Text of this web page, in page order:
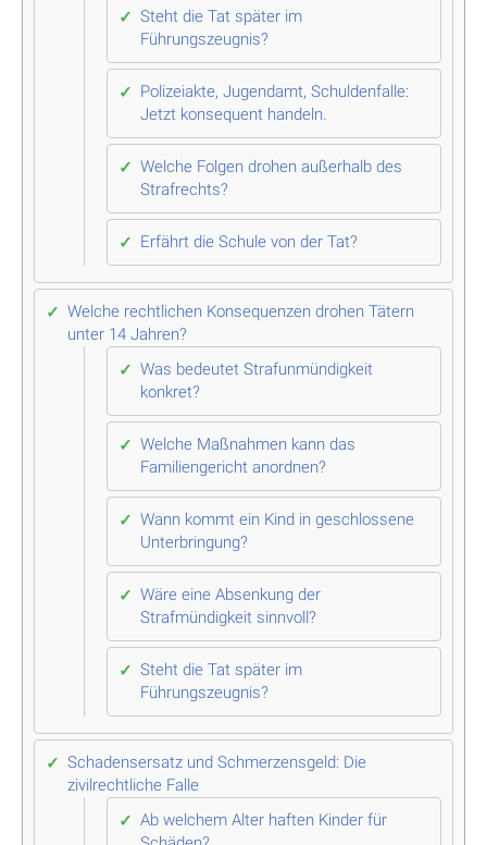
Steht die Tat später im
Führungszeugnis?
Polizeiakte, Jugendamt, Schuldenfalle:
Jetzt konsequent handeln.
Welche Folgen drohen außerhalb des
Strafrechts?
Erfährt die Schule von der Tat?
Welche rechtlichen Konsequenzen drohen Tätern
unter 14 Jahren?
Was bedeutet Strafunmündigkeit
konkret?
Welche Maßnahmen kann das
Familiengericht anordnen?
Wann kommt ein Kind in geschlossene
Unterbringung?
Wäre eine Absenkung der
Strafmündigkeit sinnvoll?
Steht die Tat später im
Führungszeugnis?
Schadensersatz und Schmerzensgeld: Die
zivilrechtliche Falle
Ab welchem Alter haften Kinder für